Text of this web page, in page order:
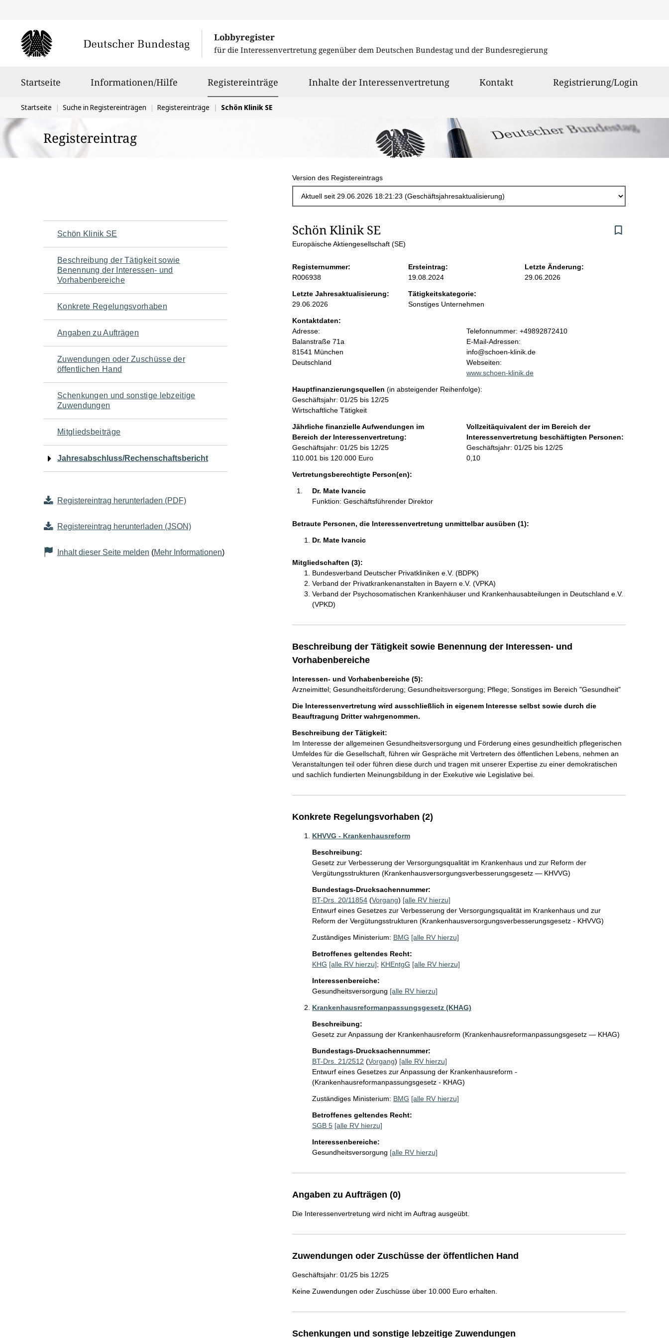
Lobbyregister
für die Interessenvertretung gegenüber dem Deutschen Bundestag und der Bundesregierung
Startseite Informationen/Hilfe Registereinträge ausgewähltInhalte der Interessenvertretung Kontakt Registrierung/Login
Sie
befinden
sich
hier:
Startseite Suche in Registereinträgen Registereinträge Schön Klinik SE
Registereintrag
Version des Registereintrags
Navigation
für
den
Seiteninhalt
Schön Klinik SE
Beschreibung der Tätigkeit sowie
Benennung der Interessen- und
Vorhabenbereiche
Konkrete Regelungsvorhaben
Angaben zu Aufträgen
Zuwendungen oder Zuschüsse der
öffentlichen Hand
Schenkungen und sonstige lebzeitige
Zuwendungen
Mitgliedsbeiträge
Jahresabschluss/Rechenschaftsbericht
Registereintrag herunterladen (PDF)
Registereintrag herunterladen (JSON)
Inhalt dieser Seite melden (Mehr Informationen)
S
i
t
e
n
i
n
h
a
l
Schön Klinik SE
Europäische Aktiengesellschaft (SE)
Registernummer:
R006938
Ersteintrag:
19.08.2024
Letzte Änderung:
29.06.2026
Letzte Jahresaktualisierung:
29.06.2026
Tätigkeitskategorie:
Sonstiges Unternehmen
Kontaktdaten:
Adresse:
Balanstraße 71a
81541 München
Deutschland
K
o
n
t
a
t
f
o
r
m
Telefonnummer: +49892872410
E-Mail-Adressen:
info@schoen-klinik.de
Webseiten:
www.schoen-klinik.de
Hauptfinanzierungsquellen (in absteigender Reihenfolge):
Geschäftsjahr: 01/25 bis 12/25
Wirtschaftliche Tätigkeit
Jährliche finanzielle Aufwendungen im
Bereich der Interessenvertretung:
Geschäftsjahr: 01/25 bis 12/25
110.001 bis 120.000 Euro
Vollzeitäquivalent der im Bereich der
Interessenvertretung beschäftigten Personen:
Geschäftsjahr: 01/25 bis 12/25
0,10
Vertretungsberechtigte Person(en):
Dr. Mate Ivancic
Funktion: Geschäftsführender Direktor
Betraute Personen, die Interessenvertretung unmittelbar ausüben (1):
Dr. Mate Ivancic
Mitgliedschaften (3):
Bundesverband Deutscher Privatkliniken e.V. (BDPK)
Verband der Privatkrankenanstalten in Bayern e.V. (VPKA)
Verband der Psychosomatischen Krankenhäuser und Krankenhausabteilungen in Deutschland e.V.
(VPKD)
Beschreibung der Tätigkeit sowie Benennung der Interessen- und
Vorhabenbereiche
Interessen- und Vorhabenbereiche (5):
Arzneimittel; Gesundheitsförderung; Gesundheitsversorgung; Pflege; Sonstiges im Bereich "Gesundheit"
Die Interessenvertretung wird ausschließlich in eigenem Interesse selbst sowie durch die
Beauftragung Dritter wahrgenommen.
Beschreibung der Tätigkeit:
Im Interesse der allgemeinen Gesundheitsversorgung und Förderung eines gesundheitlich pflegerischen
Umfeldes für die Gesellschaft, führen wir Gespräche mit Vertretern des öffentlichen Lebens, nehmen an
Veranstaltungen teil oder führen diese durch und tragen mit unserer Expertise zu einer demokratischen
und sachlich fundierten Meinungsbildung in der Exekutive wie Legislative bei.
Konkrete Regelungsvorhaben (2)
KHVVG - Krankenhausreform
Beschreibung:
Gesetz zur Verbesserung der Versorgungsqualität im Krankenhaus und zur Reform der
Vergütungsstrukturen (Krankenhausversorgungsverbesserungsgesetz — KHVVG)
Bundestags-Drucksachennummer:
BT-Drs. 20/11854(Vorgang) [alle RV hierzu]
Entwurf eines Gesetzes zur Verbesserung der Versorgungsqualität im Krankenhaus und zur
Reform der Vergütungsstrukturen (Krankenhausversorgungsverbesserungsgesetz - KHVVG)
Zuständiges Ministerium: BMG [alle RV hierzu]
Betroffenes geltendes Recht:
KHG [alle RV hierzu]; KHEntgG [alle RV hierzu]
Interessenbereiche:
Gesundheitsversorgung [alle RV hierzu]
Krankenhausreformanpassungsgesetz (KHAG)
Beschreibung:
Gesetz zur Anpassung der Krankenhausreform (Krankenhausreformanpassungsgesetz — KHAG)
Bundestags-Drucksachennummer:
BT-Drs. 21/2512 (Vorgang) [alle RV hierzu]
Entwurf eines Gesetzes zur Anpassung der Krankenhausreform -
(Krankenhausreformanpassungsgesetz - KHAG)
Zuständiges Ministerium: BMG [alle RV hierzu]
Betroffenes geltendes Recht:
SGB 5 [alle RV hierzu]
Interessenbereiche:
Gesundheitsversorgung [alle RV hierzu]
Angaben zu Aufträgen (0)
Die Interessenvertretung wird nicht im Auftrag ausgeübt.
Zuwendungen oder Zuschüsse der öffentlichen Hand
Geschäftsjahr: 01/25 bis 12/25
Keine Zuwendungen oder Zuschüsse über 10.000 Euro erhalten.
Schenkungen und sonstige lebzeitige Zuwendungen